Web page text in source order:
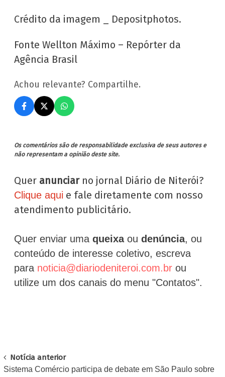
Crédito da imagem _ Depositphotos.
Fonte Wellton Máximo – Repórter da
Agência Brasil
Achou relevante? Compartilhe.
Os comentários são de responsabilidade exclusiva de seus autores e
não representam a opinião deste site.
Quer anunciarno jornal Diário de Niterói?
Clique aqui e fale diretamente com nosso
atendimento publicitário.
Quer enviar umaqueixaoudenúncia, ou
conteúdo de interesse coletivo, escreva
para noticia@diariodeniteroi.com.br ou
utilize um dos canais do menu "Contatos".
Post
Notícia anterior
Sistema Comércio participa de debate em São Paulo sobre